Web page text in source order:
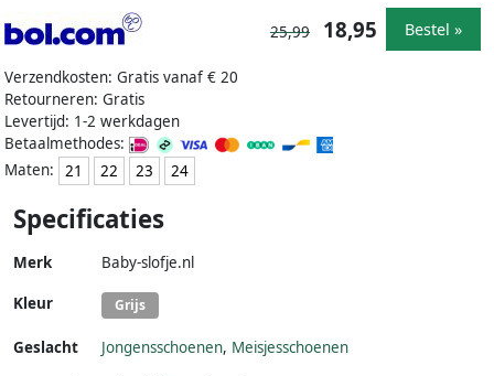
Verzendkosten: Gratis vanaf € 20
Retourneren: Gratis
Levertijd: 1-2 werkdagen
Betaalmethodes:
Maten:
21 22 23 24
25,99 18,95 Bestel »
Specificaties
Merk Baby-slofje.nl
Kleur Grijs
Geslacht Jongensschoenen, Meisjesschoenen